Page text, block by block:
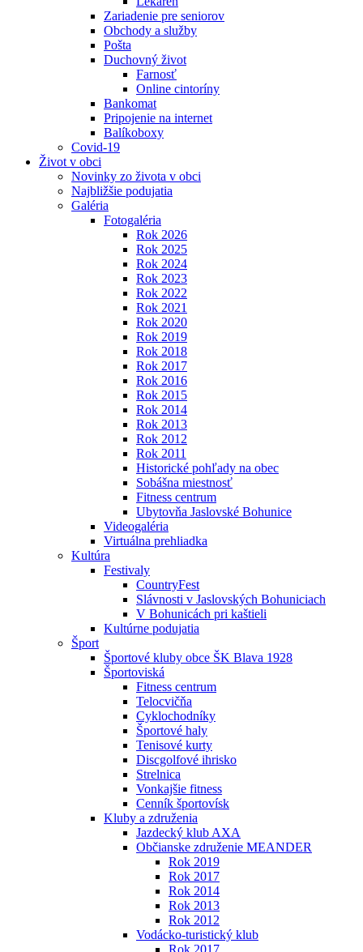
Zariadenie pre seniorov
Obchody a služby
Pošta
Duchovný život
Farnosť
Online cintoríny
Bankomat
Pripojenie na internet
Balíkoboxy
Covid-19
Život v obci
Novinky zo života v obci
Najbližšie podujatia
Galéria
Fotogaléria
Rok 2026
Rok 2025
Rok 2024
Rok 2023
Rok 2022
Rok 2021
Rok 2020
Rok 2019
Rok 2018
Rok 2017
Rok 2016
Rok 2015
Rok 2014
Rok 2013
Rok 2012
Rok 2011
Historické pohľady na obec
Sobášna miestnosť
Fitness centrum
Ubytovňa Jaslovské Bohunice
Videogaléria
Virtuálna prehliadka
Kultúra
Festivaly
CountryFest
Slávnosti v Jaslovských Bohuniciach
V Bohunicách pri kaštieli
Kultúrne podujatia
Šport
Športové kluby obce ŠK Blava 1928
Športoviská
Fitness centrum
Telocvičňa
Cyklochodníky
Športové haly
Tenisové kurty
Discgolfové ihrisko
Strelnica
Vonkajšie fitness
Cenník športovísk
Kluby a združenia
Jazdecký klub AXA
Občianske združenie MEANDER
Rok 2019
Rok 2017
Rok 2014
Rok 2013
Rok 2012
Vodácko-turistický klub
Rok 2017